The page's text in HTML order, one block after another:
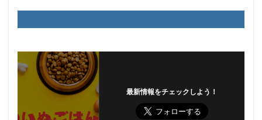
最新情報をチェックしよう！